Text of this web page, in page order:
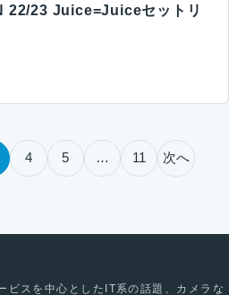
22/23 Juice=Juiceセットリ
4 5 … 11 次へ
ビスを中心としたIT系の話題、カメラな